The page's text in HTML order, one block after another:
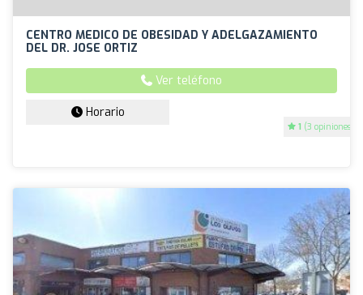
CENTRO MEDICO DE OBESIDAD Y ADELGAZAMIENTO
DEL DR. JOSE ORTIZ
1 (3 opiniones)
Ver teléfono
Horario